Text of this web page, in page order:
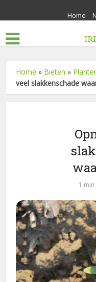
Home
Home » Bieten »
veel slakkenschade
1